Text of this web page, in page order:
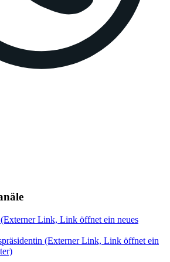
(Externer Link, Link öffnet ein neues
(Externer Link, Link öffnet ein